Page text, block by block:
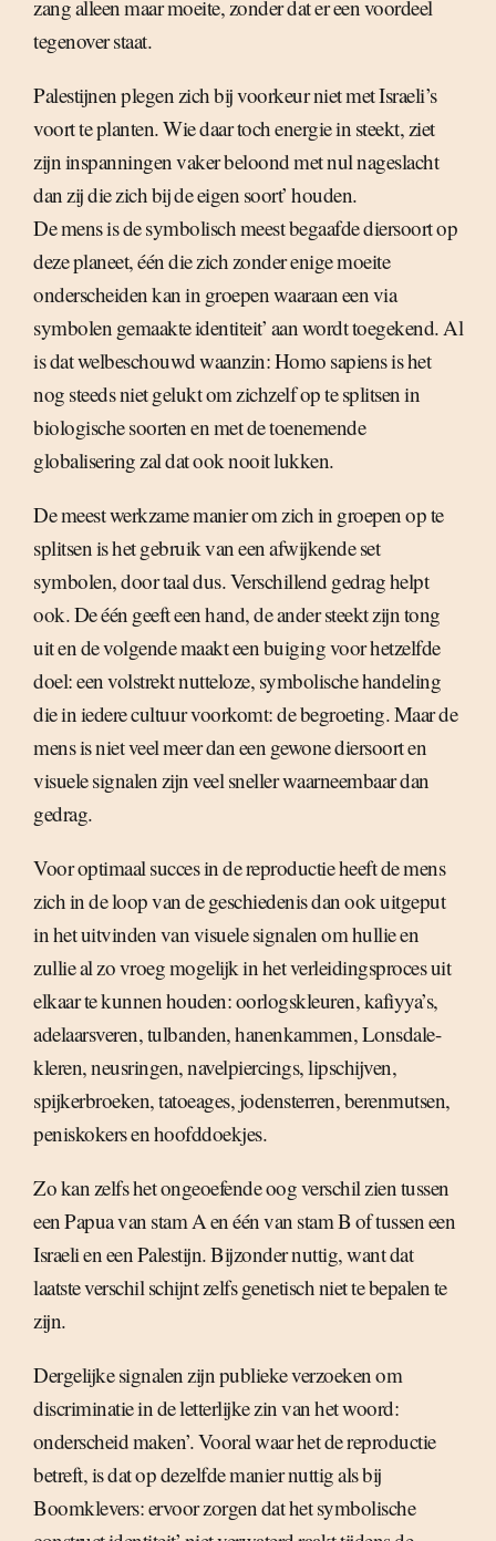
zang alleen maar moeite, zonder dat er een voordeel
tegenover staat.
Palestijnen plegen zich bij voorkeur niet met Israeli’s
voort te planten. Wie daar toch energie in steekt, ziet
zijn inspanningen vaker beloond met nul nageslacht
dan zij die zich bij de eigen soort’ houden.
De mens is de symbolisch meest begaafde diersoort op
deze planeet, één die zich zonder enige moeite
onderscheiden kan in groepen waaraan een via
symbolen gemaakte identiteit’ aan wordt toegekend. Al
is dat welbeschouwd waanzin: Homo sapiens is het
nog steeds niet gelukt om zichzelf op te splitsen in
biologische soorten en met de toenemende
globalisering zal dat ook nooit lukken.
De meest werkzame manier om zich in groepen op te
splitsen is het gebruik van een afwijkende set
symbolen, door taal dus. Verschillend gedrag helpt
ook. De één geeft een hand, de ander steekt zijn tong
uit en de volgende maakt een buiging voor hetzelfde
doel: een volstrekt nutteloze, symbolische handeling
die in iedere cultuur voorkomt: de begroeting. Maar de
mens is niet veel meer dan een gewone diersoort en
visuele signalen zijn veel sneller waarneembaar dan
gedrag.
Voor optimaal succes in de reproductie heeft de mens
zich in de loop van de geschiedenis dan ook uitgeput
in het uitvinden van visuele signalen om hullie en
zullie al zo vroeg mogelijk in het verleidingsproces uit
elkaar te kunnen houden: oorlogskleuren, kafiyya’s,
adelaarsveren, tulbanden, hanenkammen, Lonsdale-
kleren, neusringen, navelpiercings, lipschijven,
spijkerbroeken, tatoeages, jodensterren, berenmutsen,
peniskokers en hoofddoekjes.
Zo kan zelfs het ongeoefende oog verschil zien tussen
een Papua van stam A en één van stam B of tussen een
Israeli en een Palestijn. Bijzonder nuttig, want dat
laatste verschil schijnt zelfs genetisch niet te bepalen te
zijn.
Dergelijke signalen zijn publieke verzoeken om
discriminatie in de letterlijke zin van het woord:
onderscheid maken’. Vooral waar het de reproductie
betreft, is dat op dezelfde manier nuttig als bij
Boomklevers: ervoor zorgen dat het symbolische